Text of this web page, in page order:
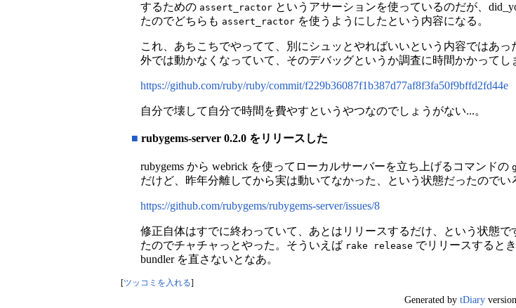
するための assert_ractor というアサーションを使っているのだが、
たのでどちらも assert_ractor を使うようにしたという内容になる。
これ、あちこちでやってて、別にシュッとやればいいという内容ではあっ
外では動かなくなっていて、そのデバッグというか調査に時間かかってし
https://github.com/ruby/ruby/commit/f229b36087f1b387d77af8f3fa50f9bffd2fd44e
自分で壊して自分で時間を費やすというやつなのでしょうがない...。
■ rubygems-server 0.2.0 をリリースした
rubygems から webrick を使ってローカルサーバーを立ち上げるコマンドの
だけど、昨年分離してから実は動いてなかった、という状態だったのでい
https://github.com/rubygems/rubygems-server/issues/8
修正自体はすでに終わっていて、あとはリリースするだけ、という状態
たのでチャチャっとやった。そういえば rake release でリリースすると
bundler を直さないとなあ。
ツッコミを入れる
Generated by tDiary